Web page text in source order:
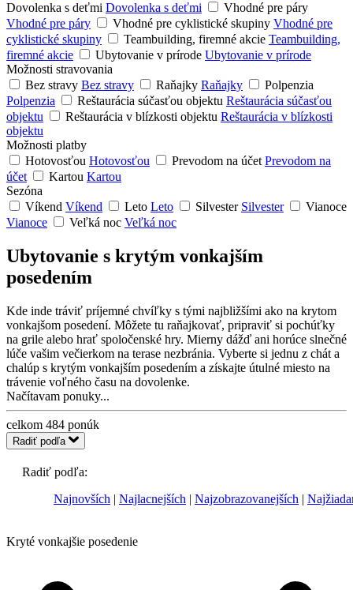
Dovolenka s deťmi Dovolenka s deťmi
Vhodné pre páry
Vhodné pre páry
Vhodné pre cyklistické skupiny Vhodné pre
cyklistické skupiny
Teambuilding, firemné akcie Teambuilding,
firemné akcie
Ubytovanie v prírode Ubytovanie v prírode
Možnosti stravovania
Bez stravy Bez stravy Raňajky Raňajky
Polpenzia
Polpenzia
Reštaurácia súčasťou objektu Reštaurácia súčasťou
objektu
Reštaurácia v blízkosti objektu Reštaurácia v blízkosti
objektu
Možnosti platby
Hotovosťou Hotovosťou Prevodom na účet Prevodom na
účet
Kartou Kartou
Sezóna
Víkend Víkend Leto Leto Silvester Silvester
Vianoce
Vianoce
Veľká noc Veľká noc
Ubytovanie s krytým vonkajším
posedením
Kde inde tráviť príjemné chvíľky s tými najbližšími ako na krytom
vonkajšom posedení. Môžete tu raňajkovať, pripraviť si pochúťky
na grile alebo hrať spoločenské hry. Mierny dážď ani horúce slnečné
lúče vašim večierkom na terase nezbránia. Vyberte si jednu z chát a
chalúp s krytým vonkajším posedením a získajte útulné miesto na
trávenie voľného času na dovolenke.
Načítavam ponuky...
celkom 484 ponúk
Radiť podľa
Radiť podľa:
Najnovších
Najlacnejších Najzobrazovanejších
Kryté vonkajšie posedenie